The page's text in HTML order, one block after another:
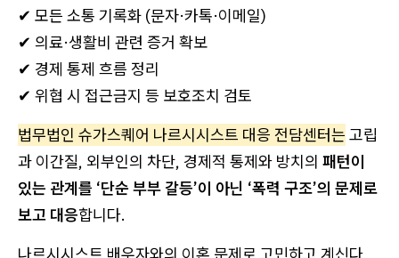
✔ 모든 소통 기록화 (문자·카톡·이메일)
✔ 의료·생활비 관련 증거 확보
✔ 경제 통제 흐름 정리
✔ 위협 시 접근금지 등 보호조치 검토
법무법인 슈가스퀘어 나르시시스트 대응 전담센터는 고립
과 이간질, 외부인의 차단, 경제적 통제와 방치의 패턴이
있는 관계를 ‘단순 부부 갈등’이 아닌 ‘폭력 구조’의 문제로
보고 대응합니다.
나르시시스트 배우자와의 이혼 문제로 고민하고 계신다